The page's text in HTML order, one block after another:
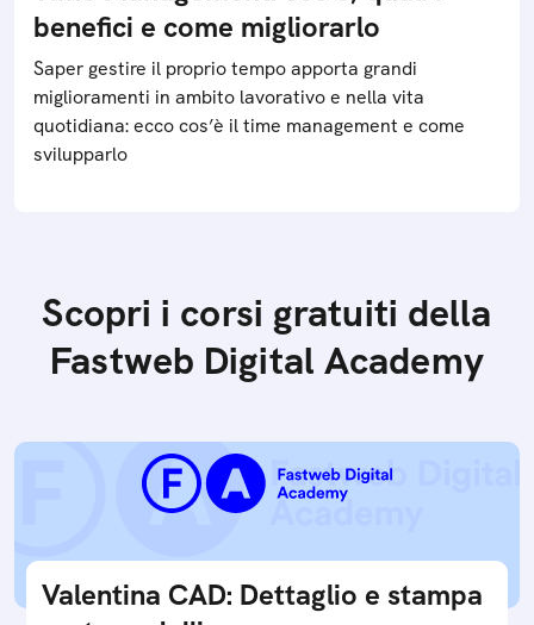
benefici e come migliorarlo
Saper gestire il proprio tempo apporta grandi
miglioramenti in ambito lavorativo e nella vita
quotidiana: ecco cos’è il time management e come
svilupparlo
Scopri i corsi gratuiti della
Fastweb Digital Academy
Valentina CAD: Dettaglio e stampa